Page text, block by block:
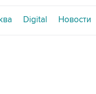
Digital Новости